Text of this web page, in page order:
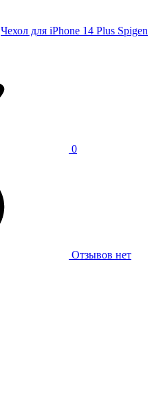
Чехол для iPhone 14 Plus Spigen
0
Отзывов нет